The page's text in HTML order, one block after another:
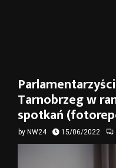
Tarnobrzeg w
spotkań
by NW24 15/06/2022